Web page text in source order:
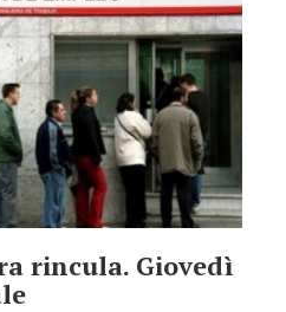
rincula. Giovedì